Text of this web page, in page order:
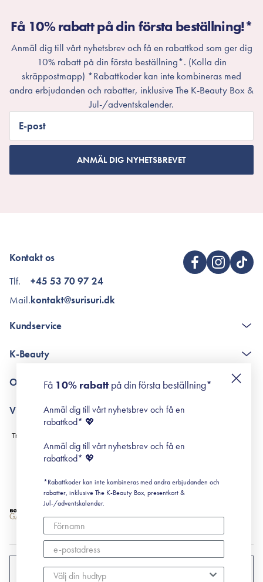
Få 10% rabatt på din första beställning!*
Anmäl dig till vårt nyhetsbrev och få en rabattkod som ger dig
10% rabatt på din första beställning*. (Kolla din
skräppostmapp) *Rabattkoder kan inte kombineras med
andra erbjudanden och rabatter, inklusive The K-Beauty Box &
Jul-/adventskalender.
E-post
ANMÄL DIG NYHETSBREVET
Kontakt os
Tlf.
Mail.
+45 53 70 97 24
kontakt@surisuri.dk
Kundservice
Poängshop - frågor och svar
K-Beauty
Retinol för nybörjare
Om Surisuri
Black Friday
Villkor
Leverans & Retur
Köpvillkor
Prenumerationsvillkor
Cookiepolicy
SVERIGE
Få 10% rabattpå din första beställning*
Anmäl dig till vårt nyhetsbrev och få en
rabattkod* 💖
Anmäl dig till vårt nyhetsbrev och få en
rabattkod* 💖
*Rabattkoder kan inte kombineras med andra erbjudanden och
rabatter, inklusive The K-Beauty Box, presentkort &
Jul-/adventskalender.